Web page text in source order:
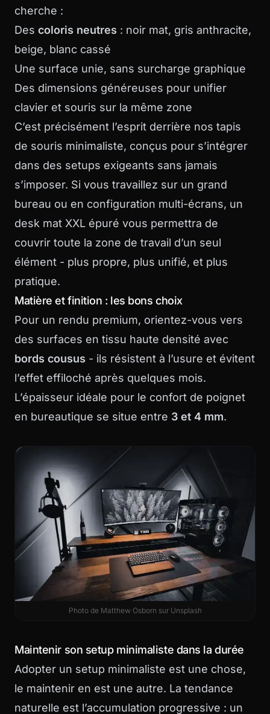
cherche :
Des coloris neutres : noir mat, gris anthracite,
beige, blanc cassé
Une surface unie, sans surcharge graphique
Des dimensions généreuses pour unifier
clavier et souris sur la même zone
C’est précisément l’esprit derrière nos tapis
de souris minimaliste, conçus pour s’intégrer
dans des setups exigeants sans jamais
s’imposer. Si vous travaillez sur un grand
bureau ou en configuration multi-écrans, un
desk mat XXL épuré vous permettra de
couvrir toute la zone de travail d’un seul
élément - plus propre, plus unifié, et plus
pratique.
Matière et finition : les bons choix
Pour un rendu premium, orientez-vous vers
des surfaces en tissu haute densité avec
bords cousus - ils résistent à l’usure et évitent
l’effet effiloché après quelques mois.
L’épaisseur idéale pour le confort de poignet
en bureautique se situe entre 3 et 4 mm.
Photo de Matthew Osborn sur Unsplash
Maintenir son setup minimaliste dans la durée
Adopter un setup minimaliste est une chose,
le maintenir en est une autre. La tendance
naturelle est l’accumulation progressive : un